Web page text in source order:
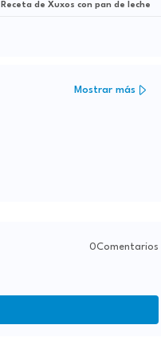
Receta de Xuxos con pan de leche
Mostrar más
0Comentarios